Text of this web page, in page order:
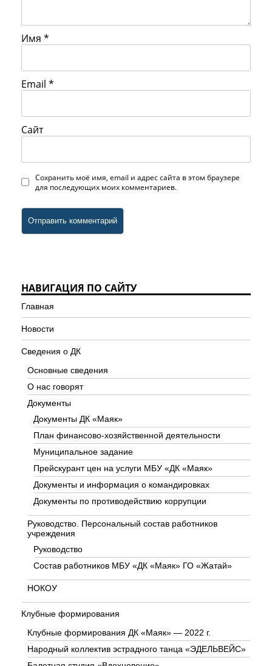
Имя *
Email *
Сайт
Сохранить моё имя, email и адрес сайта в этом браузере
для последующих моих комментариев.
НАВИГАЦИЯ ПО САЙТУ
Главная
Новости
Сведения о ДК
Основные сведения
О нас говорят
Документы
Документы ДК «Маяк»
План финансово-хозяйственной деятельности
Муниципальное задание
Прейскурант цен на услуги МБУ «ДК «Маяк»
Документы и информация о командировках
Документы по противодействию коррупции
Руководство. Персональный состав работников
учреждения
Руководство
Состав работников МБУ «ДК «Маяк» ГО «Жатай»
НОКОУ
Клубные формирования
Клубные формирования ДК «Маяк» — 2022 г.
Народный коллектив эстрадного танца «ЭДЕЛЬВЕЙС»